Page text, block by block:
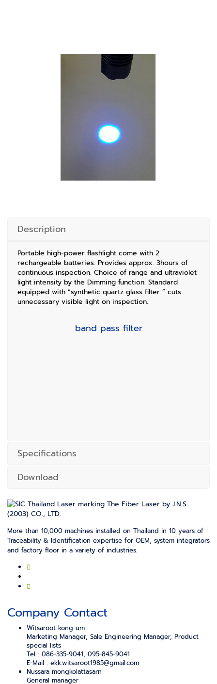
Description
Portable high-power flashlight come with 2
rechargeable batteries. Provides approx. 3hours of
continuous inspection. Choice of range and ultraviolet
light intensity by the Dimming function. Standard
equipped with “synthetic quartz glass filter ” cuts
unnecessary visible light on inspection.
band pass filter
Specifications
Download
More than 10,000 machines installed on Thailand in 10 years of
Traceability & Identification expertise for OEM, system integrators
and factory floor in a variety of industries.
Company Contact
Witsaroot kong-um
Marketing Manager, Sale Engineering Manager, Product
special lists
Tel : 086-335-9041, 095-845-9041
E-Mail : ekk.witsaroot1985@gmail.com
Nussara mongkolattasarn
General manager